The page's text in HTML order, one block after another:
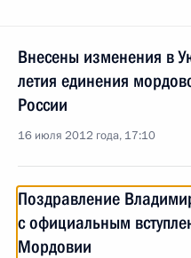
Внесены изменения в
летия единения
России
16 июля 2012 года, 17:10
Поздравление
с официальным
Мордовии